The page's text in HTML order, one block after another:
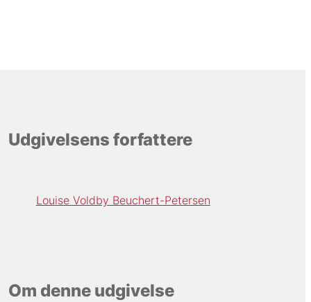
Udgivelsens forfattere
Louise Voldby Beuchert-Petersen
Om denne udgivelse